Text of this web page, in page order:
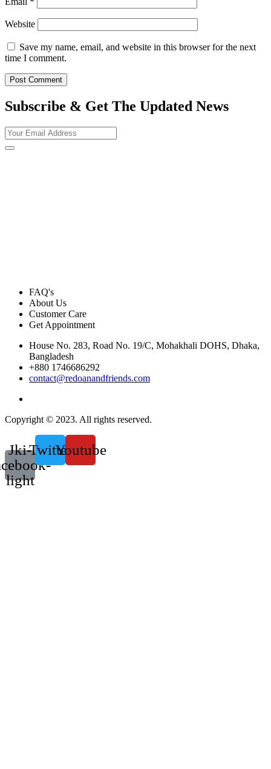
Website
Save my name, email, and website in this browser for the next
time I comment.
Subscribe & Get The Updated News
FAQ's
About Us
Customer Care
Get Appointment
House No. 283, Road No. 19/C, Mohakhali DOHS, Dhaka,
Bangladesh
+880 1746686292
contact@redoanandfriends.com
Copyright © 2023. All rights reserved.
Jki-
light
TwitterYoutube